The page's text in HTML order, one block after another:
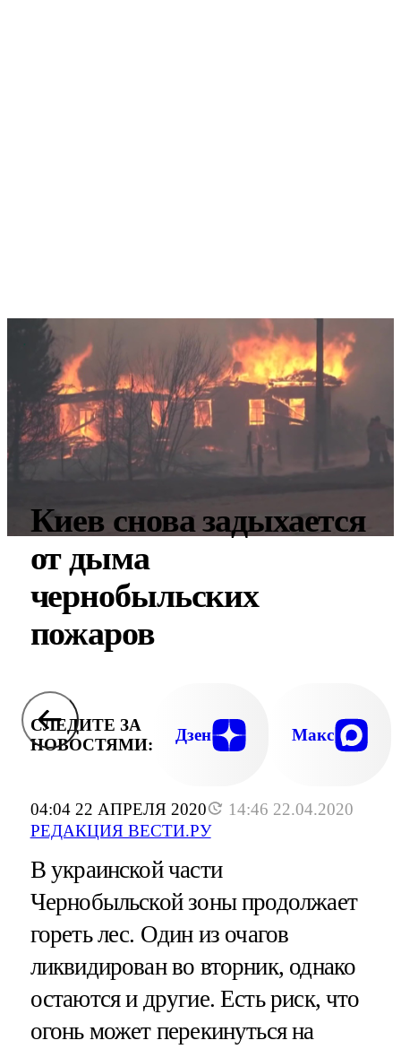
04:04 22 АПРЕЛЯ 2020
14:46 22.04.2020
РЕДАКЦИЯ ВЕСТИ.РУ
Киев снова задыхается
от дыма
чернобыльских
пожаров
СЛЕДИТЕ ЗА
НОВОСТЯМИ:
Дзен Макс
В украинской части
Чернобыльской зоны продолжает
гореть лес. Один из очагов
ликвидирован во вторник, однако
остаются и другие. Есть риск, что
огонь может перекинуться на